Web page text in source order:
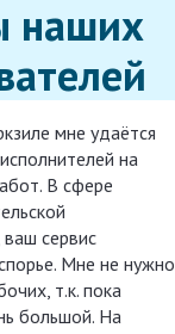
наших
мне удаётся
на
В сфере
ваш сервис
Мне не нужно
т.к. пока
большой. На